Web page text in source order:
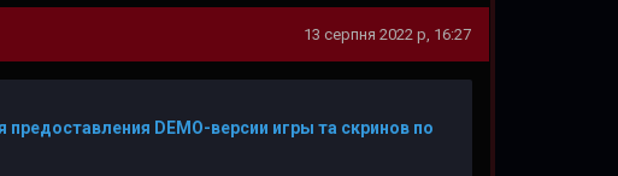
13 серпня 2022 р, 16:27
DEMO-версии игры та скринов по